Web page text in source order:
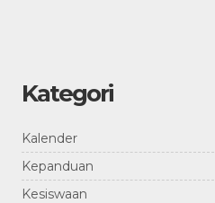
Kategori
Kalender
Kepanduan
Kesiswaan